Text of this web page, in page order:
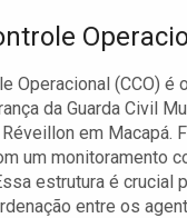
Operacional (CCO) é
da Guarda Civil
em Macapá.
um monitoramento
estrutura é crucial
entre os